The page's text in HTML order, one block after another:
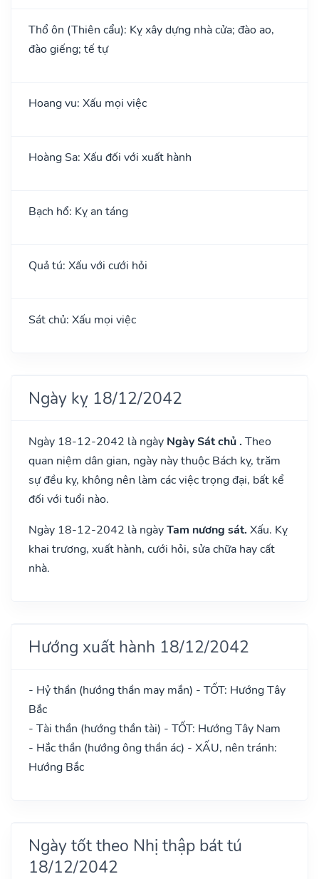
Thổ ôn (Thiên cẩu): Kỵ xây dựng nhà cửa; đào ao,
đào giếng; tế tự
Hoang vu: Xấu mọi việc
Hoàng Sa: Xấu đối với xuất hành
Bạch hổ: Kỵ an táng
Quả tú: Xấu với cưới hỏi
Sát chủ: Xấu mọi việc
Ngày kỵ 18/12/2042
Ngày 18-12-2042 là ngày Ngày Sát chủ . Theo
quan niệm dân gian, ngày này thuộc Bách kỵ, trăm
sự đều kỵ, không nên làm các việc trọng đại, bất kể
đối với tuổi nào.
Ngày 18-12-2042 là ngàyTam nương sát. Xấu. Kỵ
khai trương, xuất hành, cưới hỏi, sửa chữa hay cất
nhà.
Hướng xuất hành 18/12/2042
- Hỷ thần (hướng thần may mắn) - TỐT: Hướng Tây
Bắc
- Tài thần (hướng thần tài) - TỐT: Hướng Tây Nam
- Hắc thần (hướng ông thần ác) - XẤU, nên tránh:
Hướng Bắc
Ngày tốt theo Nhị thập bát tú
18/12/2042